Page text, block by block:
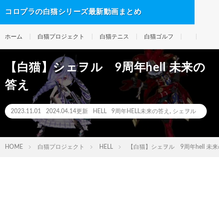
コロプラの白猫シリーズ最新動画まとめ
ホーム 白猫プロジェクト 白猫テニス 白猫ゴルフ
【白猫】シェヲル 9周年hell 未来の
答え
2023.11.01 2024.04.14更新 HELL 9周年HELL未来の答え , シェヲル
HOME 白猫プロジェクト HELL 【白猫】シェヲル 9周年hell 未来